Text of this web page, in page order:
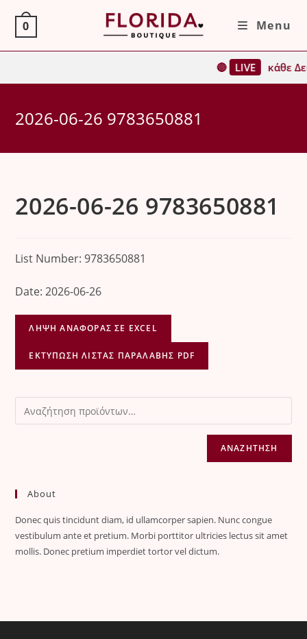
content
0 Menu
🔴 LIVE κάθε
2026-06-26 9783650881
2026-06-26 9783650881
List Number: 9783650881
Date: 2026-06-26
ΛΉΨΗ ΑΝΑΦΟΡΆΣ ΣΕ EXCEL
ΕΚΤΎΠΩΣΗ ΛΊΣΤΑΣ ΠΑΡΑΛΑΒΉΣ PDF
ΑΝΑΖΉΤΗΣΗ
About
Donec quis tincidunt diam, id ullamcorper sapien. Nunc congue
vestibulum ante et pretium. Morbi porttitor ultricies lectus sit amet
mollis. Donec pretium imperdiet tortor vel dictum.